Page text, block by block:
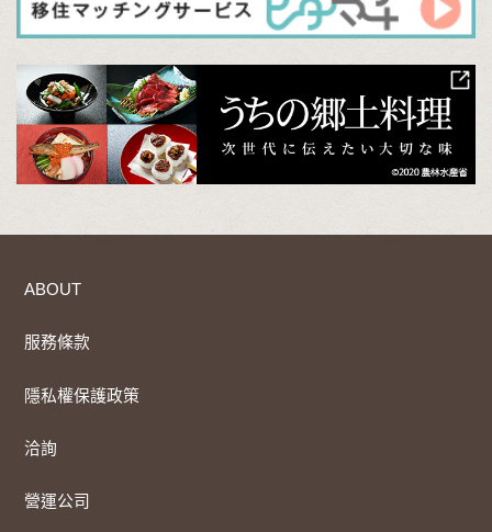
ABOUT
服務條款
隱私權保護政策
洽詢
營運公司